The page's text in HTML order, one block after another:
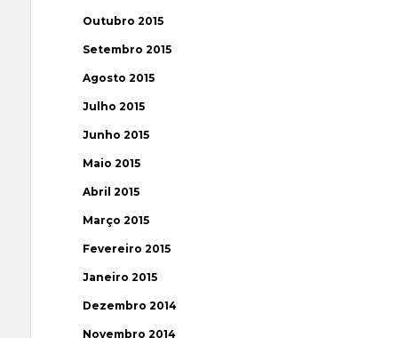
Outubro 2015
Setembro 2015
Agosto 2015
Julho 2015
Junho 2015
Maio 2015
Abril 2015
Março 2015
Fevereiro 2015
Janeiro 2015
Dezembro 2014
Novembro 2014